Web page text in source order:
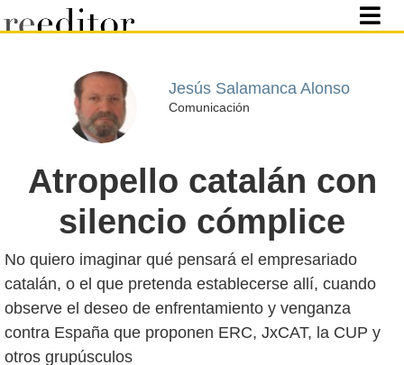
Jesús Salamanca Alonso
Comunicación
Atropello catalán con
silencio cómplice
No quiero imaginar qué pensará el empresariado
catalán, o el que pretenda establecerse allí, cuando
observe el deseo de enfrentamiento y venganza
contra España que proponen ERC, JxCAT, la CUP y